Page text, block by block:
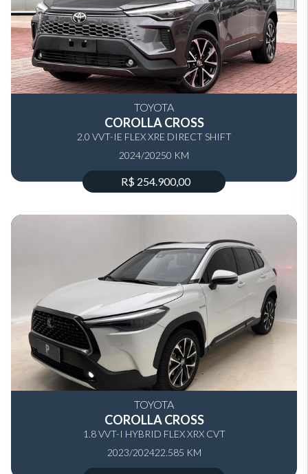
TOYOTA
COROLLA CROSS
2.0 VVT-IE FLEX XRE DIRECT SHIFT
2024/20250 KM
R$ 254.900,00
TOYOTA
COROLLA CROSS
1.8 VVT-I HYBRID FLEX XRX CVT
2023/202422.585 KM